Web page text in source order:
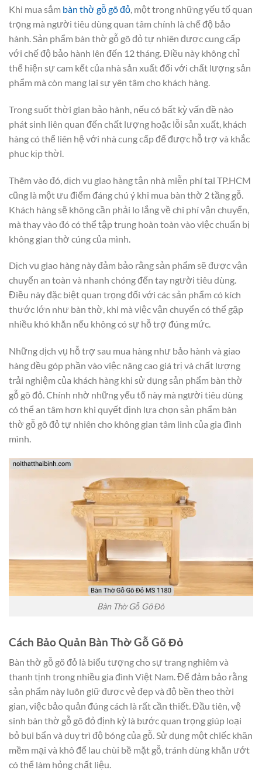
Khi mua sắm bàn thờ gỗ gõ đỏ, một trong những yếu tố quan
trọng mà người tiêu dùng quan tâm chính là chế độ bảo
hành. Sản phẩm bàn thờ gỗ gõ đỏ tự nhiên được cung cấp
với chế độ bảo hành lên đến 12 tháng. Điều này không chỉ
thể hiện sự cam kết của nhà sản xuất đối với chất lượng sản
phẩm mà còn mang lại sự yên tâm cho khách hàng.
Trong suốt thời gian bảo hành, nếu có bất kỳ vấn đề nào
phát sinh liên quan đến chất lượng hoặc lỗi sản xuất, khách
hàng có thể liên hệ với nhà cung cấp để được hỗ trợ và khắc
phục kịp thời.
Thêm vào đó, dịch vụ giao hàng tận nhà miễn phí tại TP.HCM
cũng là một ưu điểm đáng chú ý khi mua bàn thờ 2 tầng gỗ.
Khách hàng sẽ không cần phải lo lắng về chi phí vận chuyển,
mà thay vào đó có thể tập trung hoàn toàn vào việc chuẩn bị
không gian thờ cúng của mình.
Dịch vụ giao hàng này đảm bảo rằng sản phẩm sẽ được vận
chuyển an toàn và nhanh chóng đến tay người tiêu dùng.
Điều này đặc biệt quan trọng đối với các sản phẩm có kích
thước lớn như bàn thờ, khi mà việc vận chuyển có thể gặp
nhiều khó khăn nếu không có sự hỗ trợ đúng mức.
Những dịch vụ hỗ trợ sau mua hàng như bảo hành và giao
hàng đều góp phần vào việc nâng cao giá trị và chất lượng
trải nghiệm của khách hàng khi sử dụng sản phẩm bàn thờ
gỗ gõ đỏ. Chính nhờ những yếu tố này mà người tiêu dùng
có thể an tâm hơn khi quyết định lựa chọn sản phẩm bàn
thờ gỗ gõ đỏ tự nhiên cho không gian tâm linh của gia đình
mình.
Bàn Thờ Gỗ Gõ Đỏ
Cách Bảo Quản Bàn Thờ Gỗ Gõ Đỏ
Bàn thờ gỗ gõ đỏ là biểu tượng cho sự trang nghiêm và
thanh tịnh trong nhiều gia đình Việt Nam. Để đảm bảo rằng
sản phẩm này luôn giữ được vẻ đẹp và độ bền theo thời
gian, việc bảo quản đúng cách là rất cần thiết. Đầu tiên, vệ
sinh bàn thờ gỗ gõ đỏ định kỳ là bước quan trọng giúp loại
bỏ bụi bẩn và duy trì độ bóng của gỗ. Sử dụng một chiếc khăn
mềm mại và khô để lau chùi bề mặt gỗ, tránh dùng khăn ướt
có thể làm hỏng chất liệu.